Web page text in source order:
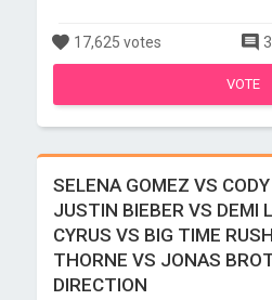
17,625 votes
VOTE
SELENA GOMEZ VS
JUSTIN BIEBER VS DEMI
CYRUS VS BIG TIME
THORNE VS JONAS
DIRECTION